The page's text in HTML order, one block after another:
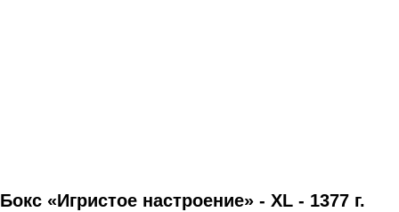
Бокс «Игристое настроение» - XL - 1377 г.